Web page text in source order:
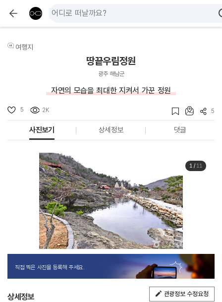
여행지
땅끝우림정원
광주 해남군
자연의 모습을 최대한 지켜서 가꾼 정원
5 2K 5
사진보기 상세정보 댓글
1/ 11
직접 찍은 사진을 등록해 주세요.
상세정보 관광정보 수정요청